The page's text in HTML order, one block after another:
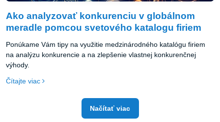
Ako analyzovať konkurenciu v globálnom
meradle pomcou svetového katalogu firiem
Ponúkame Vám tipy na využitie medzinárodného katalógu firiem
na analýzu konkurencie a na zlepšenie vlastnej konkurenčnej
výhody.
Čítajte viac
Načítať viac